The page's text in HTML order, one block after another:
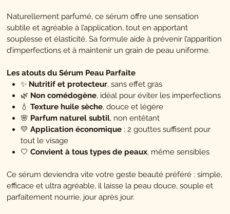
Naturellement parfumé, ce sérum offre une sensation
subtile et agréable à l’application, tout en apportant
souplesse et élasticité. Sa formule aide à prévenir l’apparition
d’imperfections et à maintenir un grain de peau uniforme.
Les atouts du Sérum Peau Parfaite
✨ Nutritif et protecteur, sans effet gras
🌿 Non comédogène, idéal pour éviter les imperfections
💧Texture huile sèche, douce et légère
🌸 Parfum naturel subtil, non entêtant
💛Application économique : 2 gouttes suffisent pour
tout le visage
🤍Convient à tous types de peaux, même sensibles
Ce sérum deviendra vite votre geste beauté préféré : simple,
efficace et ultra agréable, il laisse la peau douce, souple et
parfaitement nourrie, jour après jour.